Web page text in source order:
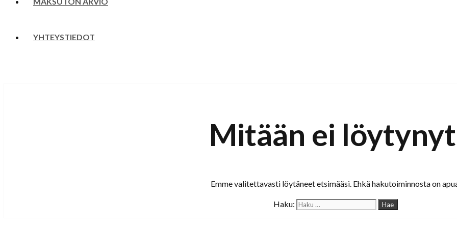
YHTEYSTIEDOT
Mitään ei
Emme valitettavasti löytäneet etsimääsi. Ehkä hakutoiminnosta on
Haku: